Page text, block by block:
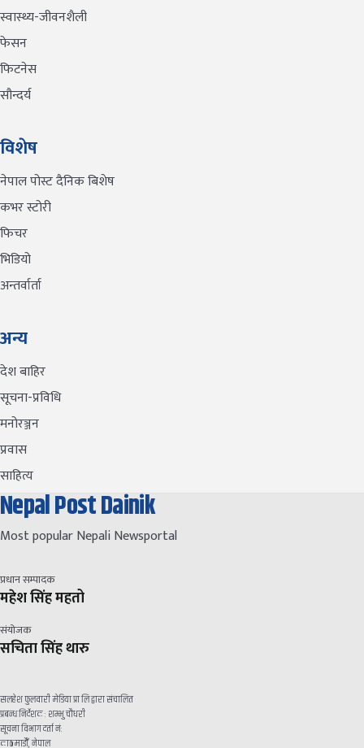
स्वास्थ्य-जीवनशैली
फेसन
फिटनेस
सौन्दर्य
विशेष
नेपाल पोस्ट दैनिक बिशेष
कभर स्टोरी
फिचर
भिडियो
अन्तर्वार्ता
अन्य
देश बाहिर
सूचना-प्रविधि
मनोरञ्जन
प्रवास
साहित्य
Nepal Post Dainik
Most popular Nepali Newsportal
प्रधान सम्पादक
महेश सिंह महतो
संयोजक
सचिता सिंह थारु
सलहेश फुलवारी मेडिया प्रा लि द्वारा संचालित
प्रबन्ध निर्देशक : शम्भु चौधरी
सूचना विभाग दर्ता नं:
काठमाडौँ, नेपाल